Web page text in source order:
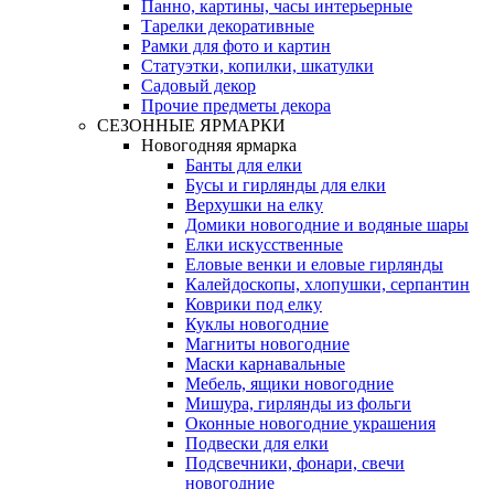
Панно, картины, часы интерьерные
Тарелки декоративные
Рамки для фото и картин
Статуэтки, копилки, шкатулки
Садовый декор
Прочие предметы декора
СЕЗОННЫЕ ЯРМАРКИ
Новогодняя ярмарка
Банты для елки
Бусы и гирлянды для елки
Верхушки на елку
Домики новогодние и водяные шары
Елки искусственные
Еловые венки и еловые гирлянды
Калейдоскопы, хлопушки, серпантин
Коврики под елку
Куклы новогодние
Магниты новогодние
Маски карнавальные
Мебель, ящики новогодние
Мишура, гирлянды из фольги
Оконные новогодние украшения
Подвески для елки
Подсвечники, фонари, свечи
новогодние